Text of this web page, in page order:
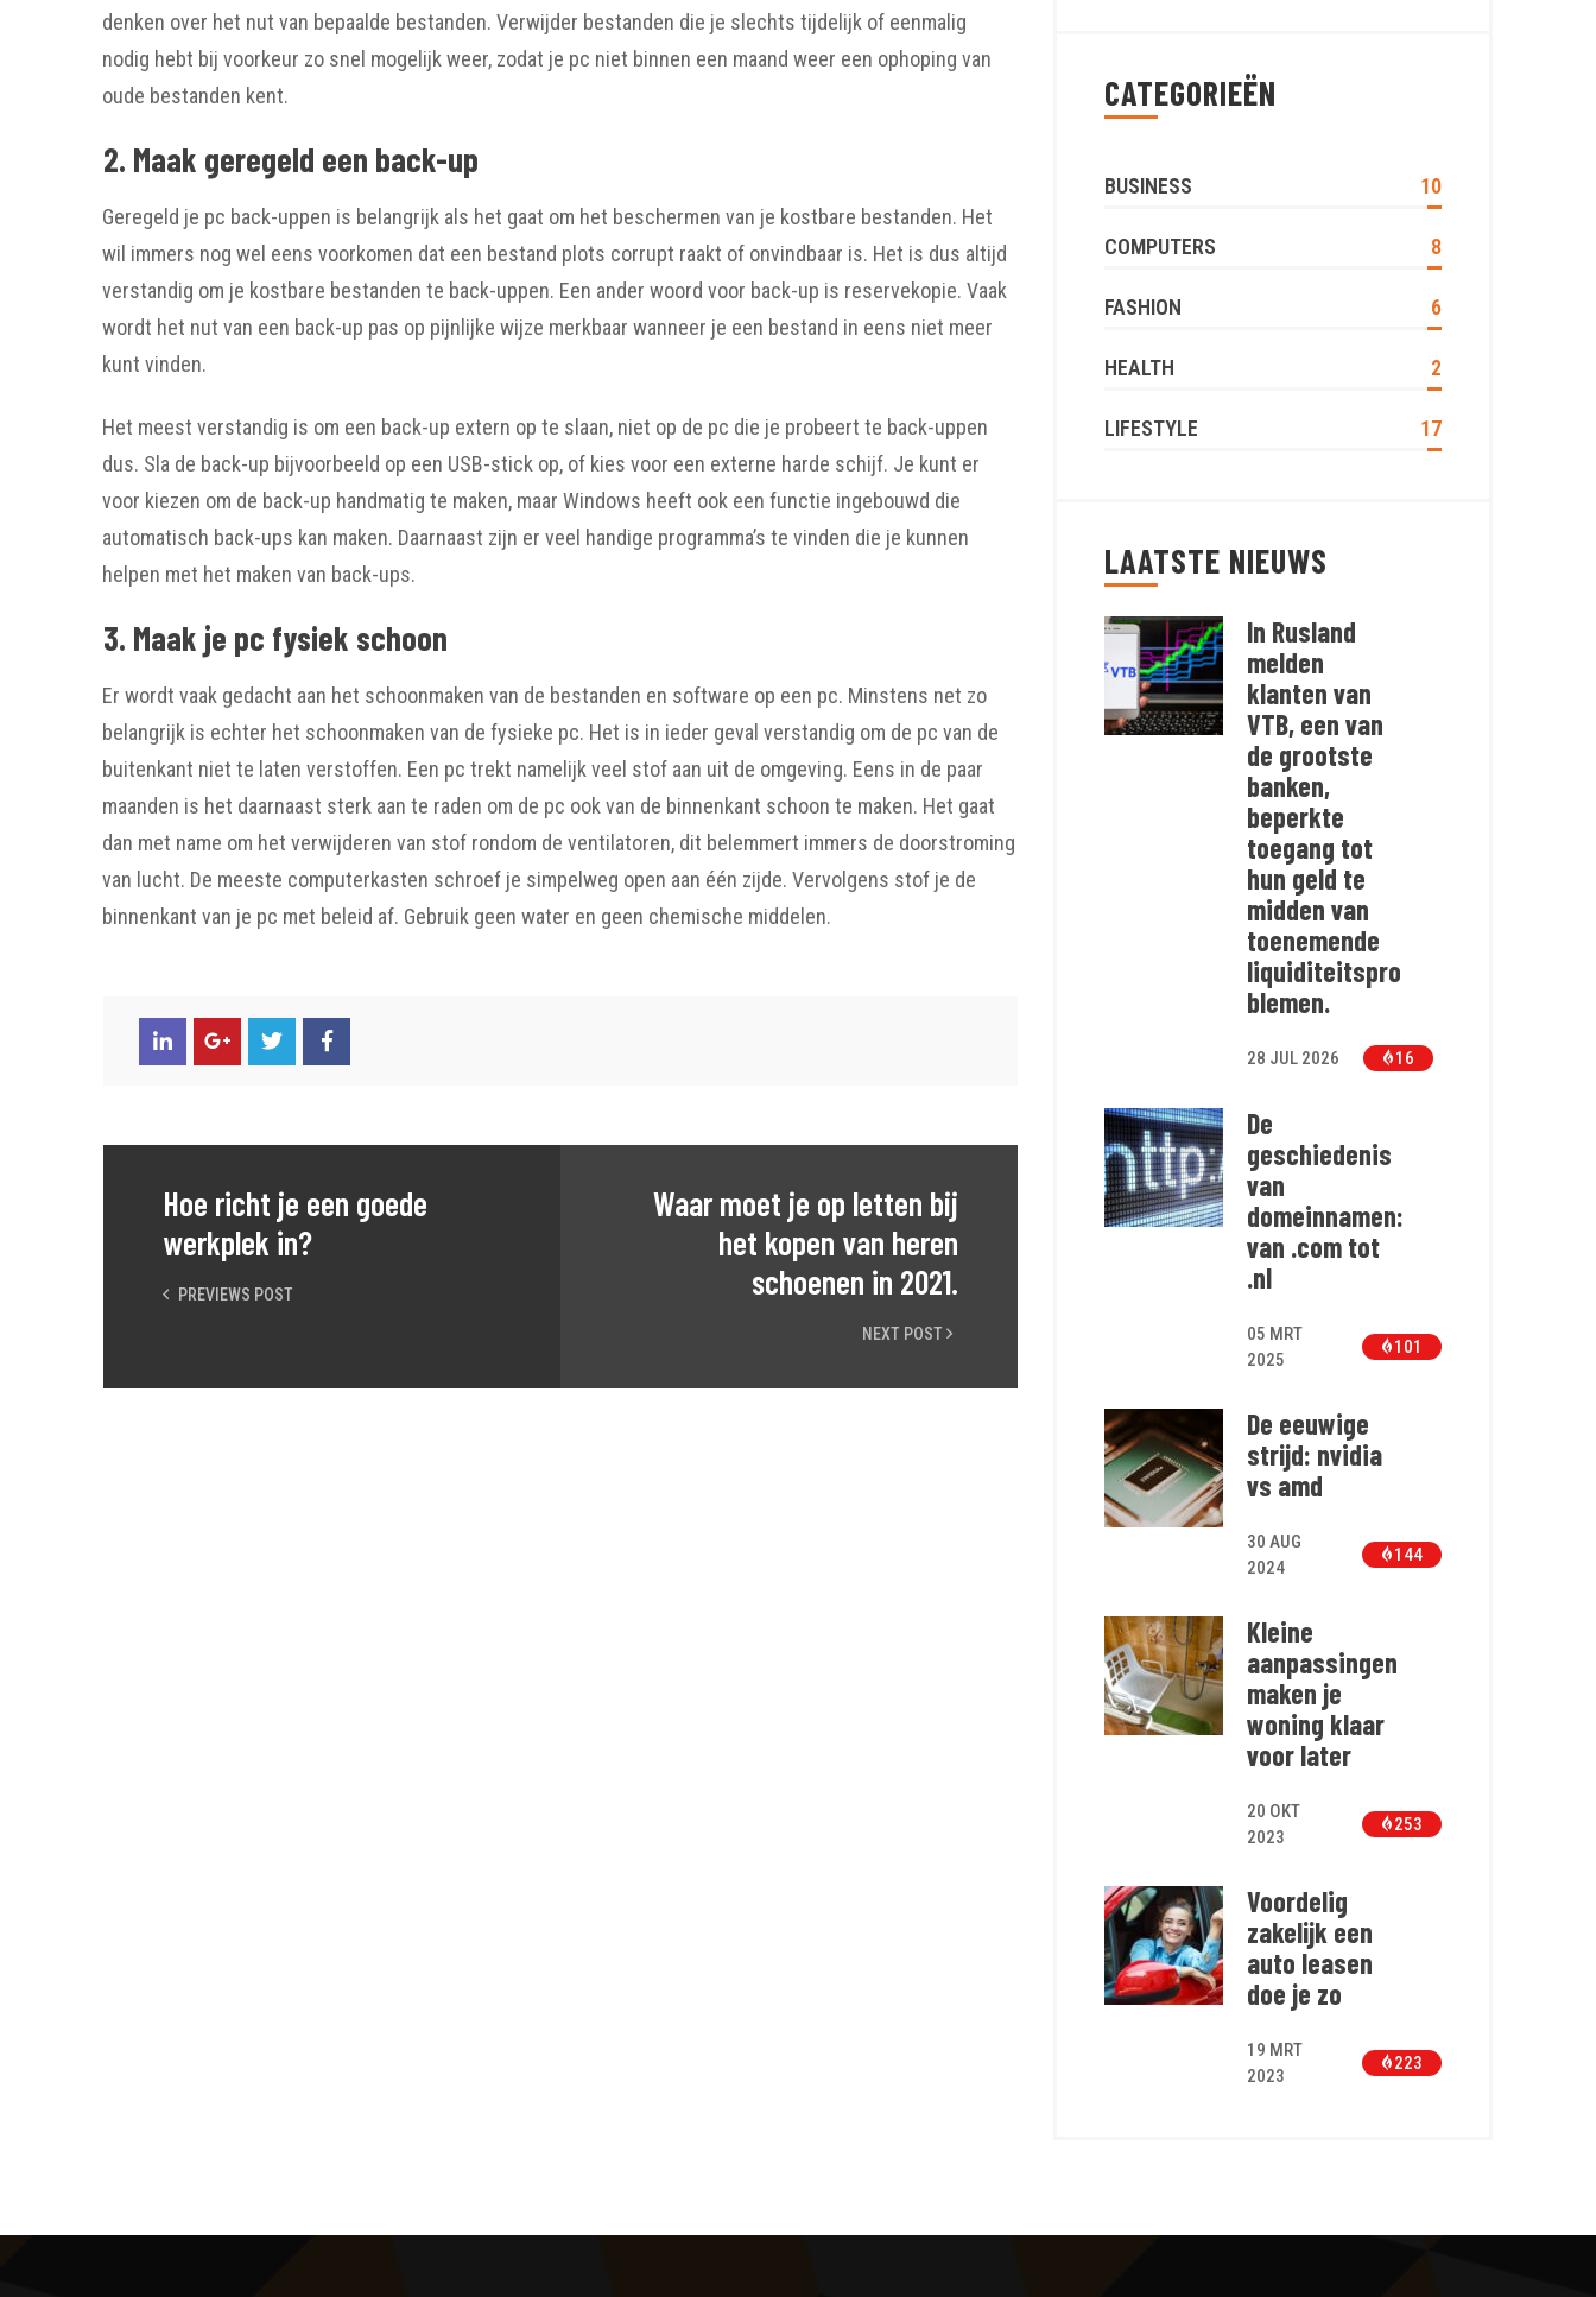
denken over het nut van bepaalde bestanden. Verwijder bestanden die je slechts tijdelijk of eenmalig
nodig hebt bij voorkeur zo snel mogelijk weer, zodat je pc niet binnen een maand weer een ophoping van
oude bestanden kent.
2. Maak geregeld een back-up
Geregeld je pc back-uppen is belangrijk als het gaat om het beschermen van je kostbare bestanden. Het
wil immers nog wel eens voorkomen dat een bestand plots corrupt raakt of onvindbaar is. Het is dus altijd
verstandig om je kostbare bestanden te back-uppen. Een ander woord voor back-up is reservekopie. Vaak
wordt het nut van een back-up pas op pijnlijke wijze merkbaar wanneer je een bestand in eens niet meer
kunt vinden.
Het meest verstandig is om een back-up extern op te slaan, niet op de pc die je probeert te back-uppen
dus. Sla de back-up bijvoorbeeld op een USB-stick op, of kies voor een externe harde schijf. Je kunt er
voor kiezen om de back-up handmatig te maken, maar Windows heeft ook een functie ingebouwd die
automatisch back-ups kan maken. Daarnaast zijn er veel handige programma’s te vinden die je kunnen
helpen met het maken van back-ups.
3. Maak je pc fysiek schoon
Er wordt vaak gedacht aan het schoonmaken van de bestanden en software op een pc. Minstens net zo
belangrijk is echter het schoonmaken van de fysieke pc. Het is in ieder geval verstandig om de pc van de
buitenkant niet te laten verstoffen. Een pc trekt namelijk veel stof aan uit de omgeving. Eens in de paar
maanden is het daarnaast sterk aan te raden om de pc ook van de binnenkant schoon te maken. Het gaat
dan met name om het verwijderen van stof rondom de ventilatoren, dit belemmert immers de doorstroming
van lucht. De meeste computerkasten schroef je simpelweg open aan één zijde. Vervolgens stof je de
binnenkant van je pc met beleid af. Gebruik geen water en geen chemische middelen.
Hoe richt je een goede
werkplek in?
PREVIEWS POST
Waar moet je op letten bij
het kopen van heren
schoenen in 2021.
NEXT POST
CATEGORIEËN
BUSINESS 10
COMPUTERS 8
FASHION 6
HEALTH 2
LIFESTYLE 17
LAATSTE NIEUWS
In Rusland
melden
klanten van
VTB, een van
de grootste
banken,
beperkte
toegang tot
hun geld te
midden van
toenemende
liquiditeitspro
blemen.
28 JUL 2026 16
De
geschiedenis
van
domeinnamen:
van .com tot
.nl
05 MRT
2025
101
De eeuwige
strijd: nvidia
vs amd
30 AUG
2024
144
Kleine
aanpassingen
maken je
woning klaar
voor later
20 OKT
2023
253
Voordelig
zakelijk een
auto leasen
doe je zo
19 MRT
2023
223